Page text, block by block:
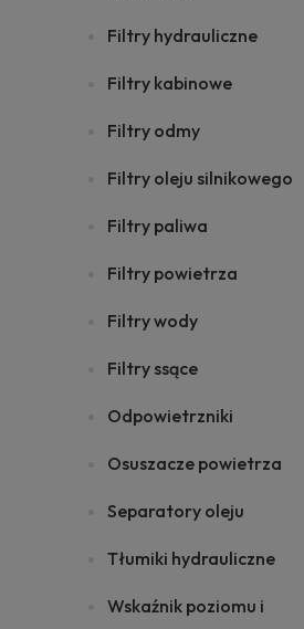
Filtry hydrauliczne
Filtry kabinowe
Filtry odmy
Filtry oleju silnikowego
Filtry paliwa
Filtry powietrza
Filtry wody
Filtry ssące
Odpowietrzniki
Osuszacze powietrza
Separatory oleju
Tłumiki hydrauliczne
Wskaźnik poziomu i